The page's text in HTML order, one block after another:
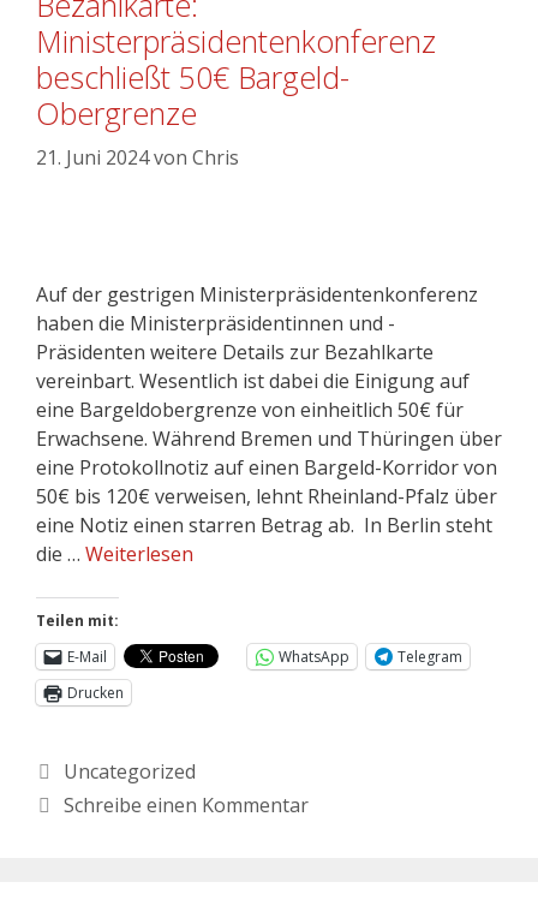
Ministerpräsidentenkonferenz
beschließt 50€ Bargeld-
Obergrenze
21. Juni 2024von Chris
Auf der gestrigen Ministerpräsidentenkonferenz
haben die Ministerpräsidentinnen und -
Präsidenten weitere Details zur Bezahlkarte
vereinbart. Wesentlich ist dabei die Einigung auf
eine Bargeldobergrenze von einheitlich 50€ für
Erwachsene. Während Bremen und Thüringen über
eine Protokollnotiz auf einen Bargeld-Korridor von
50€ bis 120€ verweisen, lehnt Rheinland-Pfalz über
eine Notiz einen starren Betrag ab. In Berlin steht
die … Weiterlesen
Teilen mit:
E-Mail
WhatsApp
Telegram
Drucken
Uncategorized
Schreibe einen Kommentar